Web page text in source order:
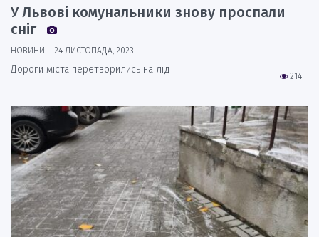
У Львові комунальники знову проспали
сніг
НОВИНИ 24 ЛИСТОПАДА, 2023
214
Дороги міста перетворились на лід